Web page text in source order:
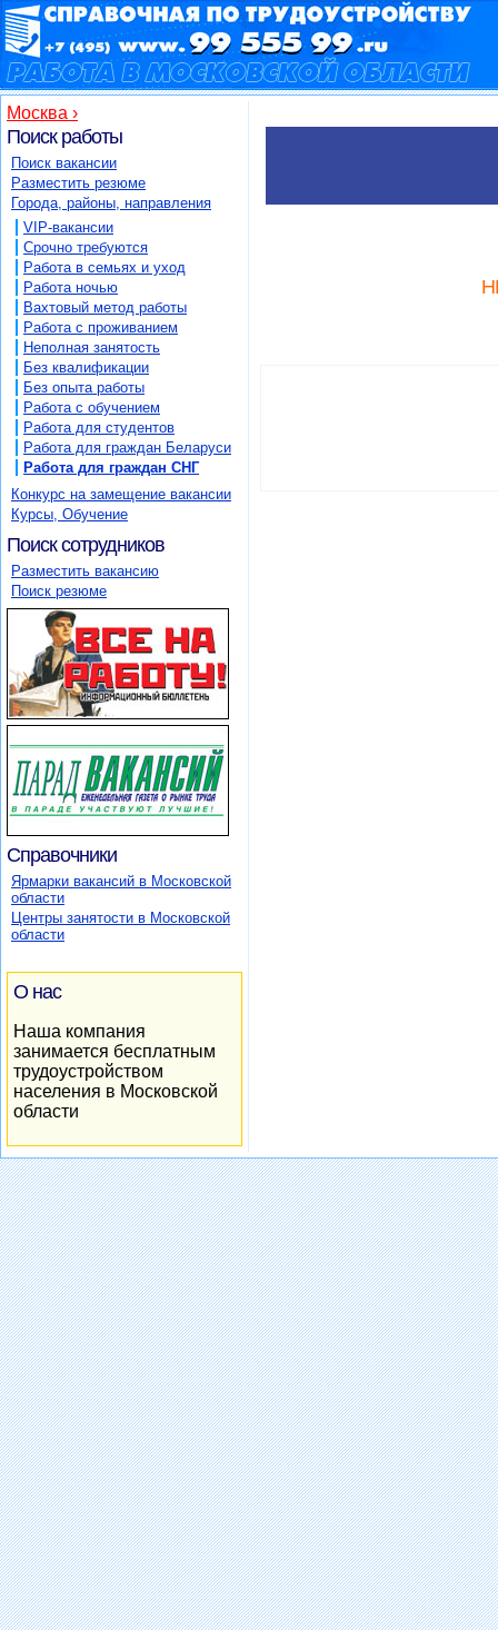
Москва ›
Поиск работы
Поиск вакансии
Разместить резюме
Города, районы, направления
VIP-вакансии
Срочно требуются
Работа в семьях и уход
Работа ночью
Вахтовый метод работы
Работа с проживанием
Неполная занятость
Без квалификации
Без опыта работы
Работа с обучением
Работа для студентов
Работа для граждан Беларуси
Работа для граждан СНГ
Конкурс на замещение вакансии
Курсы, Обучение
Поиск сотрудников
Разместить вакансию
Поиск резюме
Справочники
Ярмарки вакансий в Московской
области
Центры занятости в Московской
области
О нас
Наша компания
занимается бесплатным
трудоустройством
населения в Московской
области